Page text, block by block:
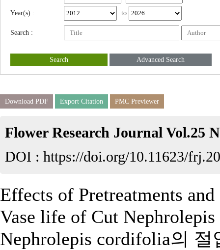
Year(s) : to
Search :
Search Advanced Search
Download PDF Export Citation PMC Previewer
Flower Research Journal Vol.25
DOI : https://doi.org/10.11623/
Effects of Pretreatments
Vase life of Cut
Nephrolepis cordifolia의